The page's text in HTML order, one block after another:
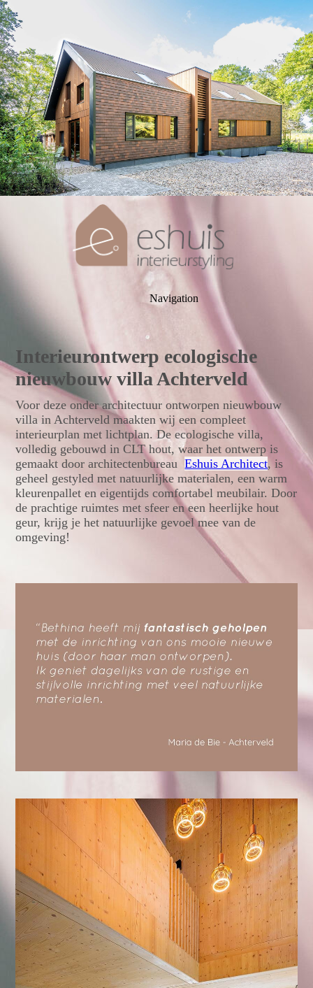
Navigation
Interieurontwerp ecologische
nieuwbouw villa Achterveld
Voor deze onder architectuur ontworpen nieuwbouw
villa in Achterveld maakten wij een compleet
interieurplan met lichtplan. De ecologische villa,
volledig gebouwd in CLT hout, waar het ontwerp is
gemaakt door architectenbureauEshuis Architect, is
geheel gestyled met natuurlijke materialen, een warm
kleurenpallet en eigentijds comfortabel meubilair. Door
de prachtige ruimtes met sfeer en een heerlijke hout
geur, krijg je het natuurlijke gevoel mee van de
omgeving!